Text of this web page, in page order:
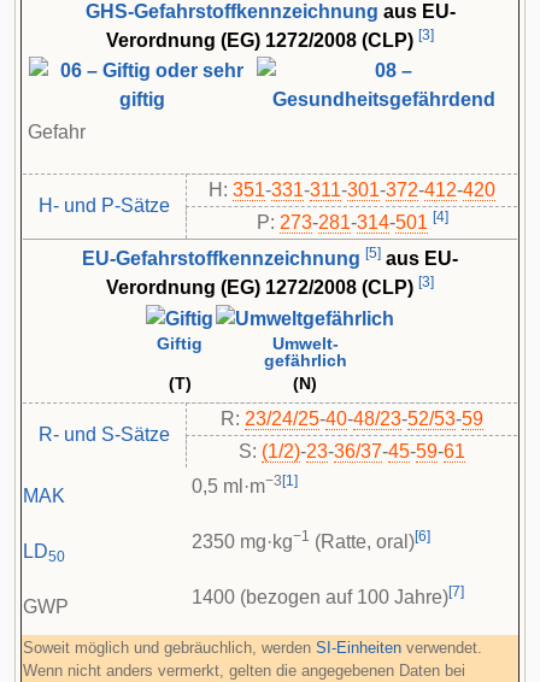
GHS-Gefahrstoffkennzeichnung aus EU-
Verordnung (EG) 1272/2008 (CLP) [3]
Gefahr
H- und P-Sätze
H: 351-331-311-301-372-412-420
P: 273-​281-​314-​501 [4]
EU-Gefahrstoffkennzeichnung [5] aus EU-
Verordnung (EG) 1272/2008 (CLP) [3]
Giftig
Umwelt-
gefährlich
(T)
(N)
R- und S-Sätze
R: 23/24/25-40-48/23-52/53-59
S: (1/2)-23-36/37-45-59-61
MAK 0,5 ml·m−3 [1]
LD50
2350 mg·kg−1 (Ratte, oral)[6]
GWP 1400 (bezogen auf 100 Jahre)[7]
Soweit möglich und gebräuchlich, werden SI-Einheiten verwendet.
Wenn nicht anders vermerkt, gelten die angegebenen Daten bei